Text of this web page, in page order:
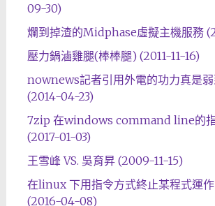
09-30)
爛到掉渣的Midphase虛擬主機服務
壓力鍋滷雞腿(棒棒腿) (2011-11-16)
nownews記者引用外電的功力真是
(2014-04-23)
7zip 在windows command line的
(2017-01-03)
王雪峰 VS. 吳育昇 (2009-11-15)
在linux 下用指令方式終止某程式運
(2016-04-08)